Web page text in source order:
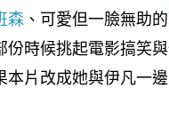
森 、可愛但一臉無助的
份時候挑起電影搞笑
本片改成她與伊凡一